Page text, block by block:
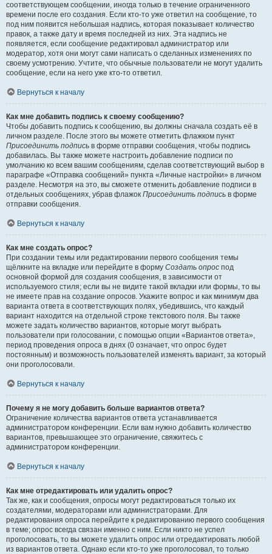
соответствующем сообщении, иногда только в течение ограниченного
времени после его создания. Если кто-то уже ответил на сообщение, то
под ним появится небольшая надпись, которая показывает количество
правок, а также дату и время последней из них. Эта надпись не
появляется, если сообщение редактировал администратор или
модератор, хотя они могут сами написать о сделанных изменениях по
своему усмотрению. Учтите, что обычные пользователи не могут удалить
сообщение, если на него уже кто-то ответил.
Вернуться к началу
Как мне добавить подпись к своему сообщению?
Чтобы добавить подпись к сообщению, вы должны сначала создать её в
личном разделе. После этого вы можете отметить флажком пункт
Присоединить подпись в форме отправки сообщения, чтобы подпись
добавилась. Вы также можете настроить добавление подписи по
умолчанию ко всем вашим сообщениям, сделав соответствующий выбор в
параграфе «Отправка сообщений» пункта «Личные настройки» в личном
разделе. Несмотря на это, вы сможете отменить добавление подписи в
отдельных сообщениях, убрав флажок Присоединить подпись в форме
отправки сообщения.
Вернуться к началу
Как мне создать опрос?
При создании темы или редактировании первого сообщения темы
щёлкните на вкладке или перейдите в форму Создать опрос под
основной формой для создания сообщения, в зависимости от
используемого стиля; если вы не видите такой вкладки или формы, то вы
не имеете прав на создание опросов. Укажите вопрос и как минимум два
варианта ответа в соответствующих полях, убедившись, что каждый
вариант находится на отдельной строке текстового поля. Вы также
можете задать количество вариантов, которые могут выбрать
пользователи при голосовании, с помощью опции «Вариантов ответа»,
период проведения опроса в днях (0 означает, что опрос будет
постоянным) и возможность пользователей изменять вариант, за который
они проголосовали.
Вернуться к началу
Почему я не могу добавить больше вариантов ответа?
Ограничение количества вариантов ответа устанавливается
администратором конференции. Если вам нужно добавить количество
вариантов, превышающее это ограничение, свяжитесь с
администратором конференции.
Вернуться к началу
Как мне отредактировать или удалить опрос?
Так же, как и сообщения, опросы могут редактироваться только их
создателями, модераторами или администраторами. Для
редактирования опроса перейдите к редактированию первого сообщения
в теме; опрос всегда связан именно с ним. Если никто не успел
проголосовать, то вы можете удалить опрос или отредактировать любой
из вариантов ответа. Однако если кто-то уже проголосовал, то только